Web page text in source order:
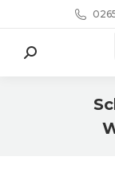
Search: